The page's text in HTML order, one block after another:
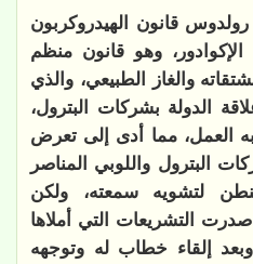
عام 1981 قدَّم رولدوس قانون الهيدروكربون
وهو قانون منظم
والغاز الطبيعي، والذي
الدولة بشركات البترول،
العمل، مما أدى إلى تعرض
البترول واللوبي المناصر
لتشويه سمعته، ولكن
التشريعات التي أملاها
إلقاء خطاب له وتوجهه